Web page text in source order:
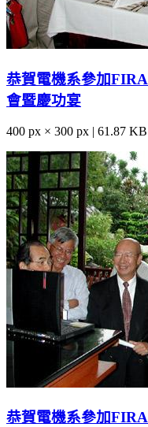
恭賀電機系參加
會暨慶功宴
400 px × 300 px | 61.87 KB
恭賀電機系參加